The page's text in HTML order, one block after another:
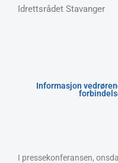
Idrettsrådet Stavanger
Informasjon
I pressekonferansen,